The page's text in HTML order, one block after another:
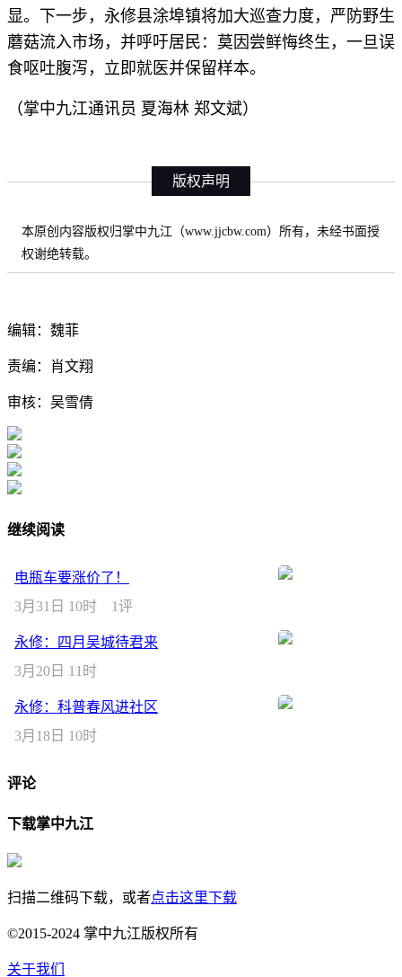
显。下一步，永修县涂埠镇将加大巡查力度，严防野生
蘑菇流入市场，并呼吁居民：莫因尝鲜悔终生，一旦误
食呕吐腹泻，立即就医并保留样本。
（掌中九江通讯员 夏海林 郑文斌）
版权声明
本原创内容版权归掌中九江（www.jjcbw.com）所有，未经书面授
权谢绝转载。
编辑：魏菲
责编：肖文翔
审核：吴雪倩
继续阅读
电瓶车要涨价了！
3月31日 10时
1评
永修：四月吴城待君来
3月20日 11时
永修：科普春风进社区
3月18日 10时
评论
下载掌中九江
扫描二维码下载，或者点击这里下载
©2015-2024 掌中九江版权所有
关于我们